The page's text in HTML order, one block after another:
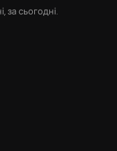
за сьогодні.